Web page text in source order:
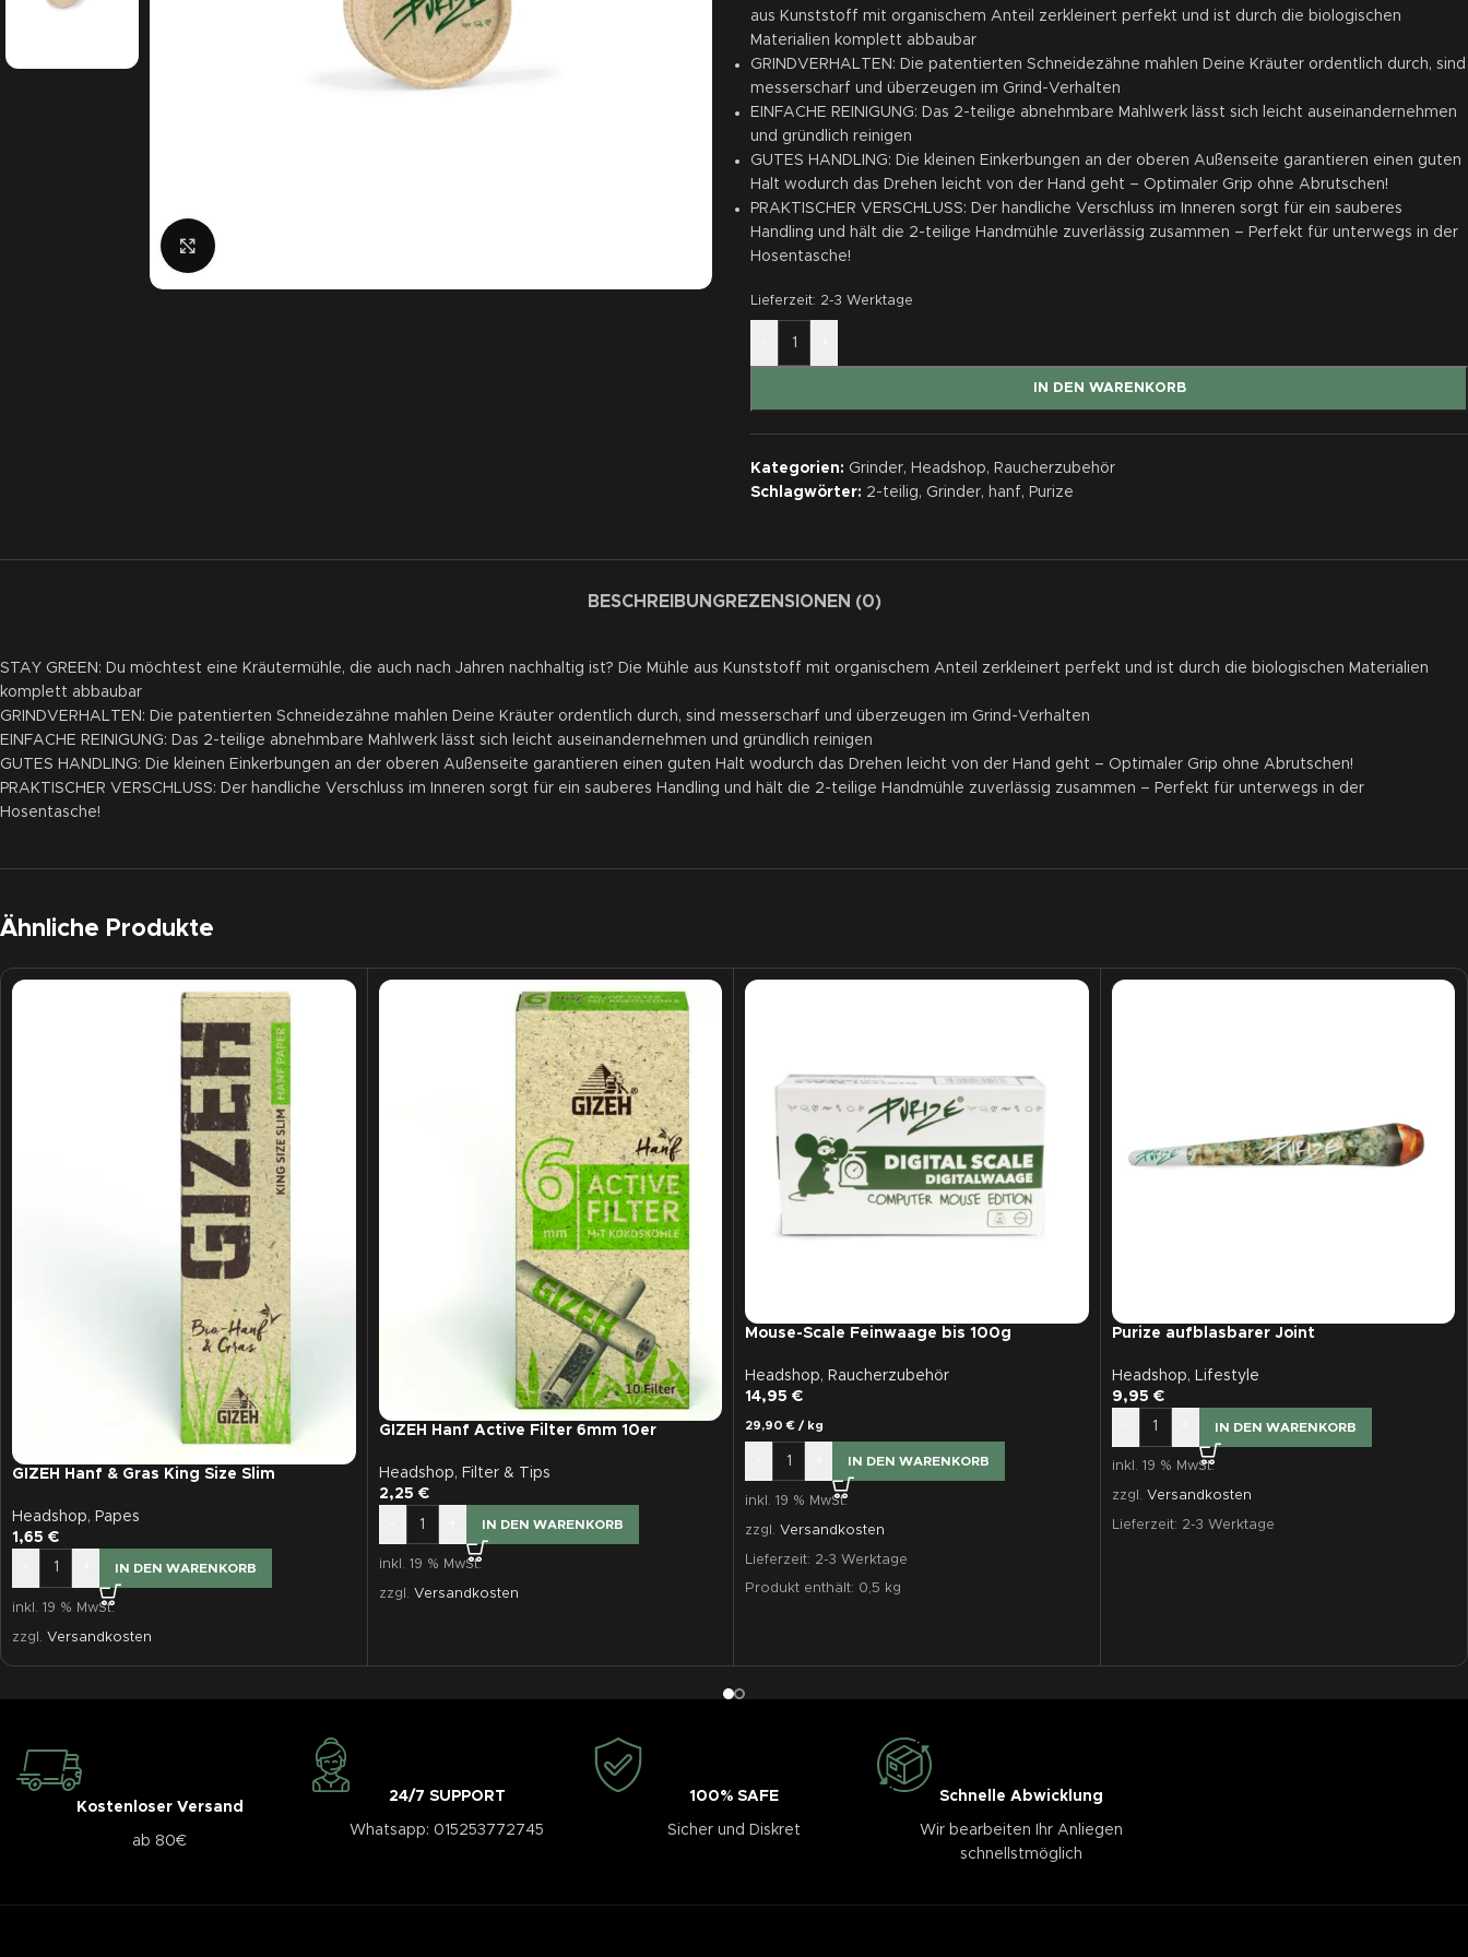
aus Kunststoff mit organischem Anteil zerkleinert perfekt und ist durch die biologischen
Materialien komplett abbaubar
GRINDVERHALTEN: Die patentierten Schneidezähne mahlen Deine Kräuter ordentlich durch, sind
messerscharf und überzeugen im Grind-Verhalten
EINFACHE REINIGUNG: Das 2-teilige abnehmbare Mahlwerk lässt sich leicht auseinandernehmen
und gründlich reinigen
GUTES HANDLING: Die kleinen Einkerbungen an der oberen Außenseite garantieren einen guten
Halt wodurch das Drehen leicht von der Hand geht – Optimaler Grip ohne Abrutschen!
PRAKTISCHER VERSCHLUSS: Der handliche Verschluss im Inneren sorgt für ein sauberes
Handling und hält die 2-teilige Handmühle zuverlässig zusammen – Perfekt für unterwegs in der
Hosentasche!
Lieferzeit: 2-3 Werktage
IN DEN WARENKORB
Kategorien: Grinder, Headshop, Raucherzubehör
Schlagwörter: 2-teilig, Grinder, hanf, Purize
BESCHREIBUNGREZENSIONEN (0)
STAY GREEN: Du möchtest eine Kräutermühle, die auch nach Jahren nachhaltig ist? Die Mühle aus Kunststoff mit organischem Anteil zerkleinert perfekt und ist durch die biologischen Materialien
komplett abbaubar
GRINDVERHALTEN: Die patentierten Schneidezähne mahlen Deine Kräuter ordentlich durch, sind messerscharf und überzeugen im Grind-Verhalten
EINFACHE REINIGUNG: Das 2-teilige abnehmbare Mahlwerk lässt sich leicht auseinandernehmen und gründlich reinigen
GUTES HANDLING: Die kleinen Einkerbungen an der oberen Außenseite garantieren einen guten Halt wodurch das Drehen leicht von der Hand geht – Optimaler Grip ohne Abrutschen!
PRAKTISCHER VERSCHLUSS: Der handliche Verschluss im Inneren sorgt für ein sauberes Handling und hält die 2-teilige Handmühle zuverlässig zusammen – Perfekt für unterwegs in der
Hosentasche!
Ähnliche Produkte
GIZEH Hanf & Gras King Size Slim
Headshop, Papes
1,65 €
IN DEN WARENKORB
inkl. 19 % MwSt.
zzgl. Versandkosten
GIZEH Hanf Active Filter 6mm 10er
Headshop, Filter & Tips
2,25 €
IN DEN WARENKORB
inkl. 19 % MwSt.
zzgl. Versandkosten
Mouse-Scale Feinwaage bis 100g
Headshop, Raucherzubehör
14,95 €
29,90€ / kg
IN DEN WARENKORB
inkl. 19 % MwSt.
zzgl. Versandkosten
Lieferzeit: 2-3 Werktage
Produkt enthält: 0,5 kg
Purize aufblasbarer Joint
Headshop, Lifestyle
9,95 €
IN DEN WARENKORB
inkl. 19 % MwSt.
zzgl. Versandkosten
Lieferzeit: 2-3 Werktage
Kostenloser Versand
ab 80€
24/7 SUPPORT
Whatsapp: 015253772745
100% SAFE
Sicher und Diskret
Schnelle Abwicklung
Wir bearbeiten Ihr Anliegen
schnellstmöglich